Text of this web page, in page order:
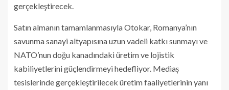
gerçekleştirecek.
Satın almanın tamamlanmasıyla Otokar, Romanya’nın
savunma sanayi altyapısına uzun vadeli katkı sunmayı ve
NATO’nun doğu kanadındaki üretim ve lojistik
kabiliyetlerini güçlendirmeyi hedefliyor. Mediaș
tesislerinde gerçekleştirilecek üretim faaliyetlerinin yanı